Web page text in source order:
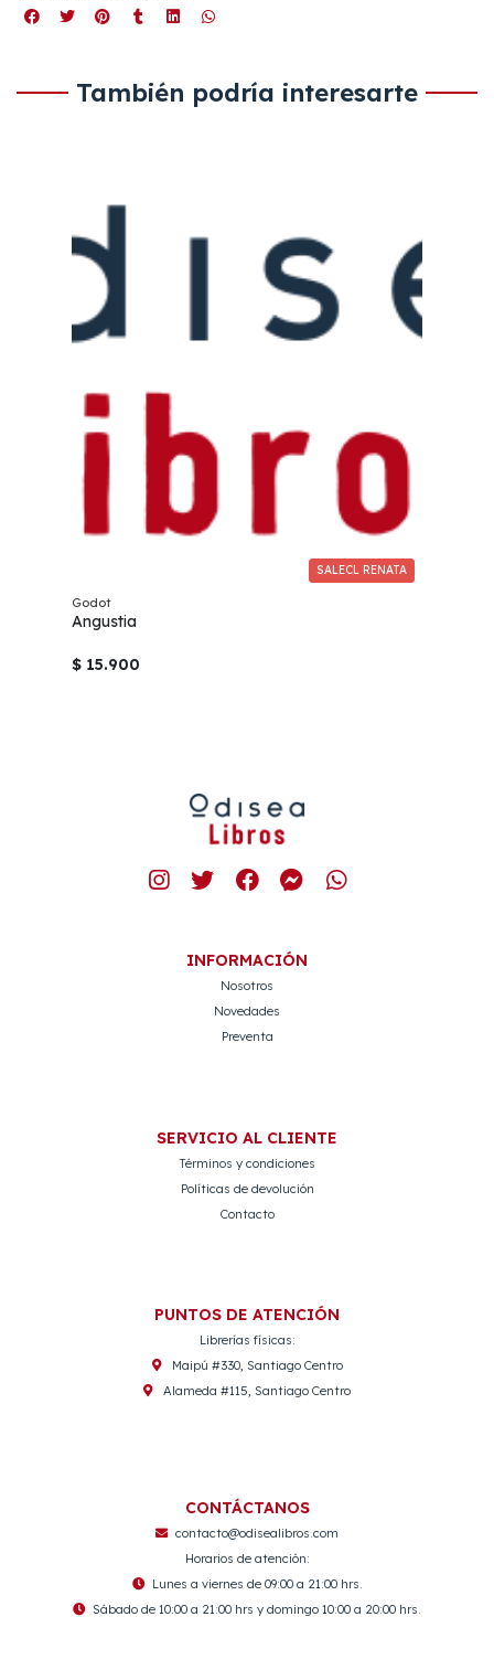
También podría interesarte
SALECL RENATA
Godot
Angustia
$ 15.900
INFORMACIÓN
Nosotros
Novedades
Preventa
SERVICIO AL CLIENTE
Términos y condiciones
Políticas de devolución
Contacto
PUNTOS DE ATENCIÓN
Librerías físicas:
Maipú #330, Santiago Centro
Alameda #115, Santiago Centro
CONTÁCTANOS
contacto@odisealibros.com
Horarios de atención:
Lunes a viernes de 09:00 a 21:00 hrs.
Sábado de 10:00 a 21:00 hrs y domingo 10:00 a 20:00 hrs.